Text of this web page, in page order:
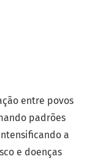
entre povos
padrões
a
e doenças